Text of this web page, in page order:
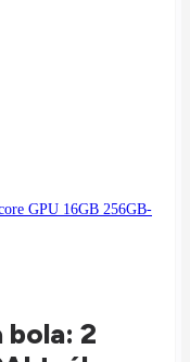
bola: 2